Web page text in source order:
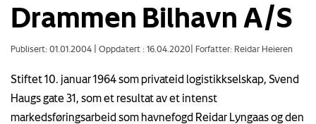
Drammen Bilhavn A/S
Publisert: 01.01.2004 Oppdatert : 16.04.2020 Forfatter: Reidar Heieren
Stiftet 10. januar 1964 som privateid logistikkselskap, Svend
Haugs gate 31, som et resultat av et intenst
markedsføringsarbeid som havnefogd Reidar Lyngaas og den